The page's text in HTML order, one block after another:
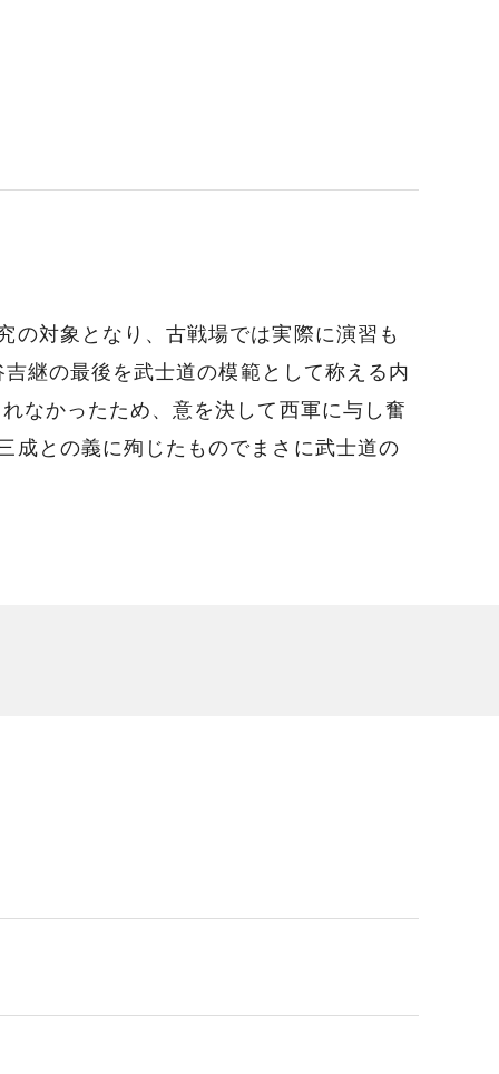
対象となり、古戦場では実際に演習も
継の最後を武士道の模範として称える内
なかったため、意を決して西軍に与し奮
成との義に殉じたものでまさに武士道の